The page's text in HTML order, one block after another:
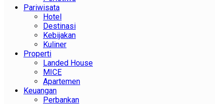
Pariwisata
Hotel
Destinasi
Kebijakan
Kuliner
Properti
Landed House
MICE
Apartemen
Keuangan
Perbankan